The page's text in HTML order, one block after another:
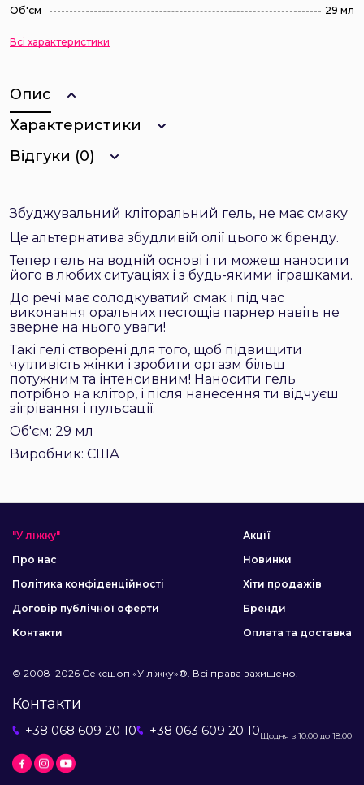
Об'єм 29 мл
Всі характеристики
Опис
Характеристики
Відгуки (0)
Збуджувальний кліторальний гель, не має смаку
Це альтернатива збудливій олії цього ж бренду.
Тепер гель на водній основі і ти можеш наносити
його в любих ситуаціях і з будь-якими іграшками.
До речі має солодкуватий смак і під час
виконання оральних пестощів парнер навіть не
зверне на нього уваги!
Такі гелі створені для того, щоб підвищити
чутливість жінки і зробити оргазм більш
потужним та інтенсивним! Наносити гель
потрібно на клітор, і після нанесення ти відчуєш
зігрівання і пульсації.
Об'єм: 29 мл
Виробник: США
"У ліжку"
Про нас
Політика конфіденційності
Договір публічної оферти
Контакти
Акції
Новинки
Хіти продажів
Бренди
Оплата та доставка
© 2008–2026 Сексшоп «У ліжку»®. Всі права захищено.
Контакти
+38 068 609 20 10 +38 063 609 20 10Щодня з 10:00 до 18:00